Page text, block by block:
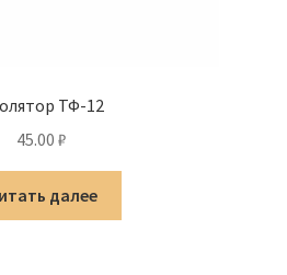
ТФ-12
45.00 ₽
далее